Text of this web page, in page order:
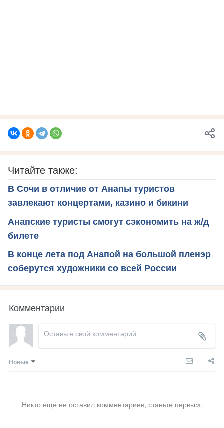
Читайте также:
В Сочи в отличие от Анапы туристов
завлекают концертами, казино и бикини
Анапские туристы смогут сэкономить на ж/д
билете
В конце лета под Анапой на большой пленэр
соберутся художники со всей России
Комментарии
Новые
Никто ещё не оставил комментариев, станьте первым.